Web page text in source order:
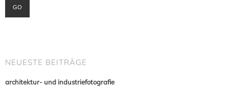
NEUESTE BEITRÄGE
architektur- und industriefotografie